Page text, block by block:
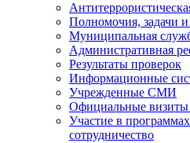
Полномочия, задачи
Муниципальная
Административная
Результаты проверок
Информационные
Учрежденные СМИ
Официальные визиты
Участие в
сотрудничество